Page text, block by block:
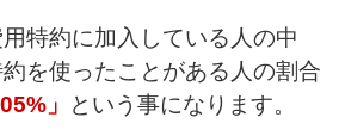
特約に加入している人の中
を使ったことがある人の割合
」 という事になります。